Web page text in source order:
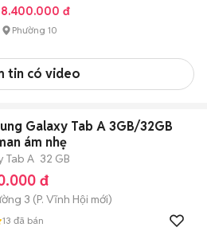
8.400.000 đ
Phường 10
tin có video
Galaxy Tab A 3GB/32GB
ám nhẹ
Tab A 32 GB
đ
3 (P. Vĩnh Hội mới)
13 đã bán